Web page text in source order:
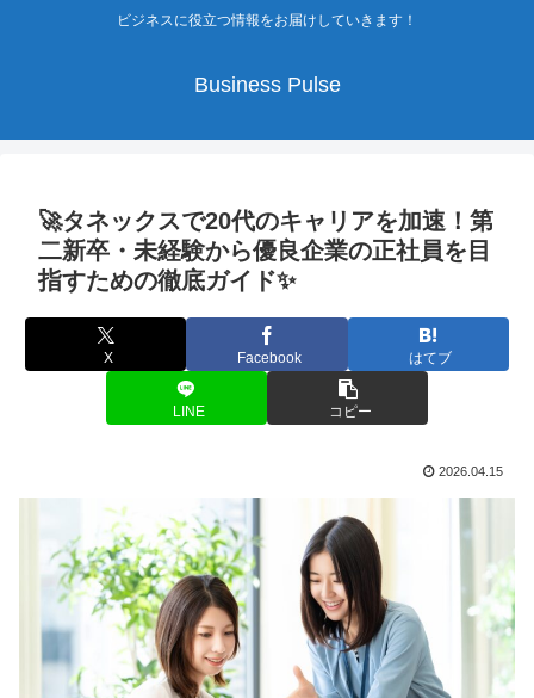
ビジネスに役立つ情報をお届けしていきます！
Business Pulse
🚀タネックスで20代のキャリアを加速！第
二新卒・未経験から優良企業の正社員を目
指すための徹底ガイド✨
X Facebook はてブ
LINE コピー
2026.04.15